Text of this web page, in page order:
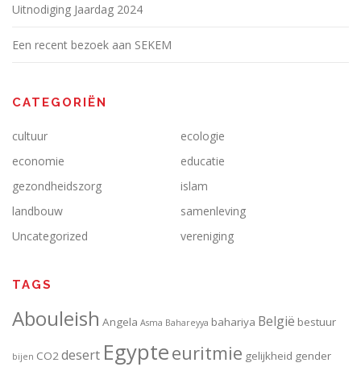
Uitnodiging Jaardag 2024
Een recent bezoek aan SEKEM
CATEGORIËN
cultuur
ecologie
economie
educatie
gezondheidszorg
islam
landbouw
samenleving
Uncategorized
vereniging
TAGS
Abouleish Angela Asma Bahareyya bahariya België bestuur
bijen CO2desert Egypteeuritmie gelijkheid gender